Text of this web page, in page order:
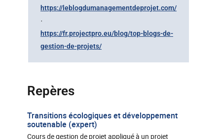
https://leblogdumanagementdeprojet.com/
·
https://fr.projectpro.eu/blog/top-blogs-de-
gestion-de-projets/
Repères
Transitions écologiques et développement
soutenable (expert)
Cours de gestion de projet appliqué à un projet